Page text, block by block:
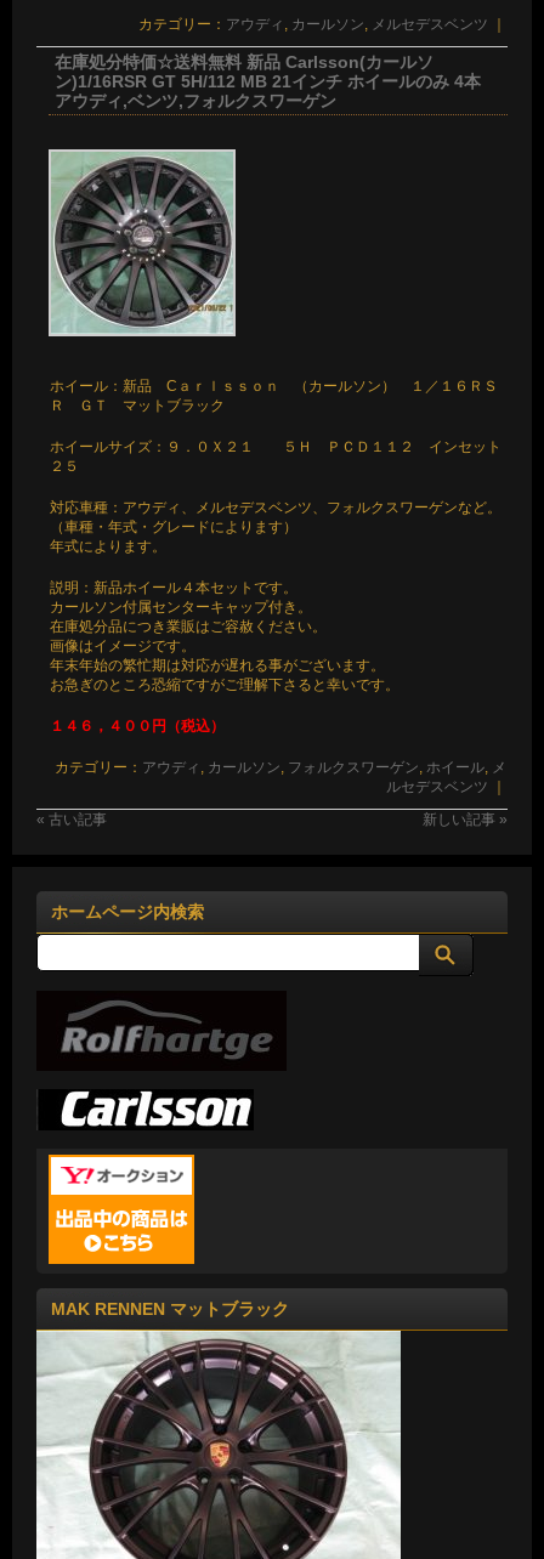
カテゴリー： アウディ , カールソン, メルセデスベンツ
在庫処分特価☆送料無料 新品 Carlsson(カールソ
ン)1/16RSR GT 5H/112 MB 21インチ ホイールのみ 4本
アウディ,ベンツ,フォルクスワーゲン
ホイール：新品 Cａｒｌｓｓｏｎ （カールソン） １／１６ＲＳ
Ｒ ＧＴ マットブラック
ホイールサイズ：９．０Ｘ２１ ５Ｈ ＰＣＤ１１２ インセット
２５
対応車種：アウディ、メルセデスベンツ、フォルクスワーゲンなど。
（車種・年式・グレードによります）
年式によります。
説明：新品ホイール４本セットです。
カールソン付属センターキャップ付き。
在庫処分品につき業販はご容赦ください。
画像はイメージです。
年末年始の繁忙期は対応が遅れる事がございます。
お急ぎのところ恐縮ですがご理解下さると幸いです。
１４６，４００円（税込）
カテゴリー： アウディ , カールソン, フォルクスワーゲン, ホイール, メ
ルセデスベンツ
« 古い記事
新しい記事 »
ホームページ内検索
MAK RENNEN マットブラック